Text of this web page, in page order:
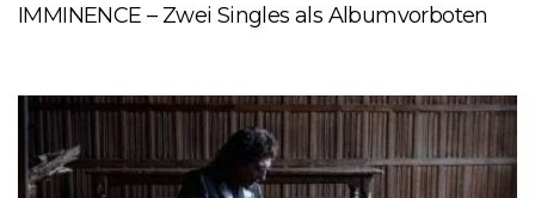
IMMINENCE – Zwei Singles als Albumvorboten